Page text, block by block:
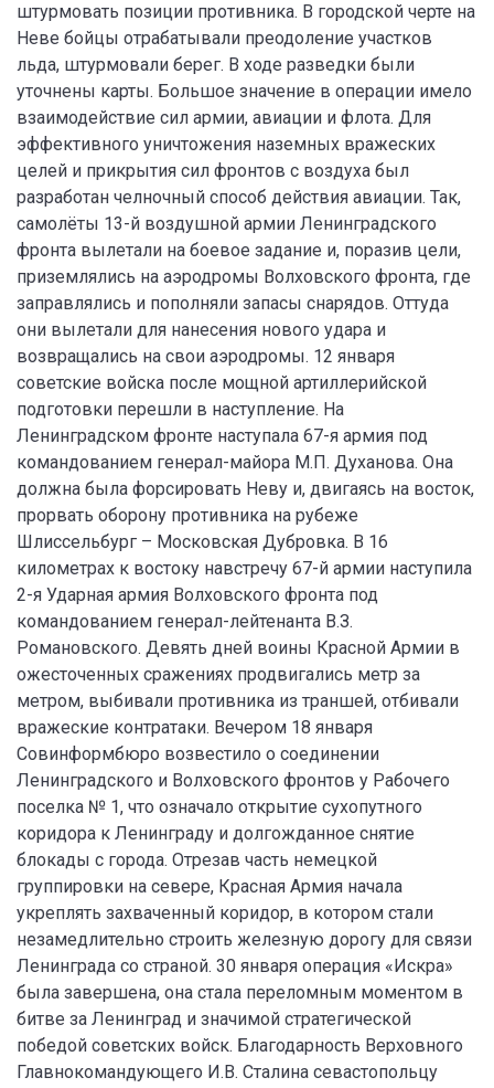
штурмовать позиции противника. В городской черте на
Неве бойцы отрабатывали преодоление участков
льда, штурмовали берег. В ходе разведки были
уточнены карты. Большое значение в операции имело
взаимодействие сил армии, авиации и флота. Для
эффективного уничтожения наземных вражеских
целей и прикрытия сил фронтов с воздуха был
разработан челночный способ действия авиации. Так,
самолёты 13-й воздушной армии Ленинградского
фронта вылетали на боевое задание и, поразив цели,
приземлялись на аэродромы Волховского фронта, где
заправлялись и пополняли запасы снарядов. Оттуда
они вылетали для нанесения нового удара и
возвращались на свои аэродромы. 12 января
советские войска после мощной артиллерийской
подготовки перешли в наступление. На
Ленинградском фронте наступала 67-я армия под
командованием генерал-майора М.П. Духанова. Она
должна была форсировать Неву и, двигаясь на восток,
прорвать оборону противника на рубеже
Шлиссельбург – Московская Дубровка. В 16
километрах к востоку навстречу 67-й армии наступила
2-я Ударная армия Волховского фронта под
командованием генерал-лейтенанта В.З.
Романовского. Девять дней воины Красной Армии в
ожесточенных сражениях продвигались метр за
метром, выбивали противника из траншей, отбивали
вражеские контратаки. Вечером 18 января
Совинформбюро возвестило о соединении
Ленинградского и Волховского фронтов у Рабочего
поселка № 1, что означало открытие сухопутного
коридора к Ленинграду и долгожданное снятие
блокады с города. Отрезав часть немецкой
группировки на севере, Красная Армия начала
укреплять захваченный коридор, в котором стали
незамедлительно строить железную дорогу для связи
Ленинграда со страной. 30 января операция «Искра»
была завершена, она стала переломным моментом в
битве за Ленинград и значимой стратегической
победой советских войск. Благодарность Верховного
Главнокомандующего И.В. Сталина севастопольцу